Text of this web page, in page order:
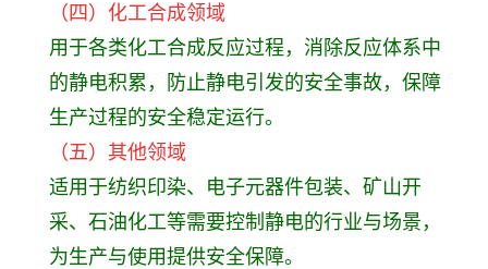
（四）化工合成领域
用于各类化工合成反应过程，消除反应体系中
的静电积累，防止静电引发的安全事故，保障
生产过程的安全稳定运行。
（五）其他领域
适用于纺织印染、电子元器件包装、矿山开
采、石油化工等需要控制静电的行业与场景，
为生产与使用提供安全保障。